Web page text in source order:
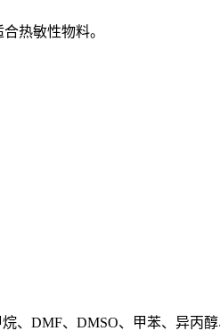
热敏性物料。
、DMF、DMSO、甲苯、异